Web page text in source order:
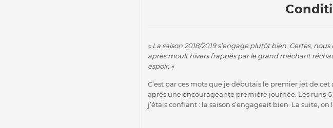
« La saison 2018/2019 s’engage plutôt bien. Certes,
après moult hivers frappés par le grand méchant
espoir. »
C’est par ces mots que je débutais le premier jet de
après une encourageante première journée. Les runs
j’étais confiant : la saison s’engageait bien. La suite,